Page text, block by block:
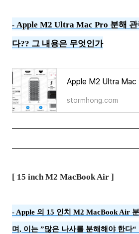
- Apple M2 Ultra Mac Pro 분해
다?? 그 내용은 무엇인가
stormhong.com
[ 15 inchM2 MacBook Air ]
- Apple 의 15 인치 M2 MacBook Air
며, 이는 ”많은 나사를 분해해야 한다